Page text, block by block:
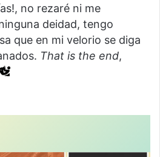
no rezaré ni me
deidad, tengo
que en mi velorio se diga
That is the end,